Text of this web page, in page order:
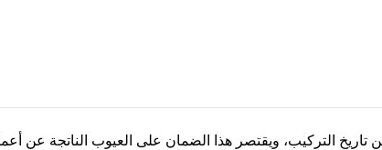
أعمال التركيب لمدة ثلاثة (3) أشهر من تاريخ التركيب، ويقتصر هذا الضمان